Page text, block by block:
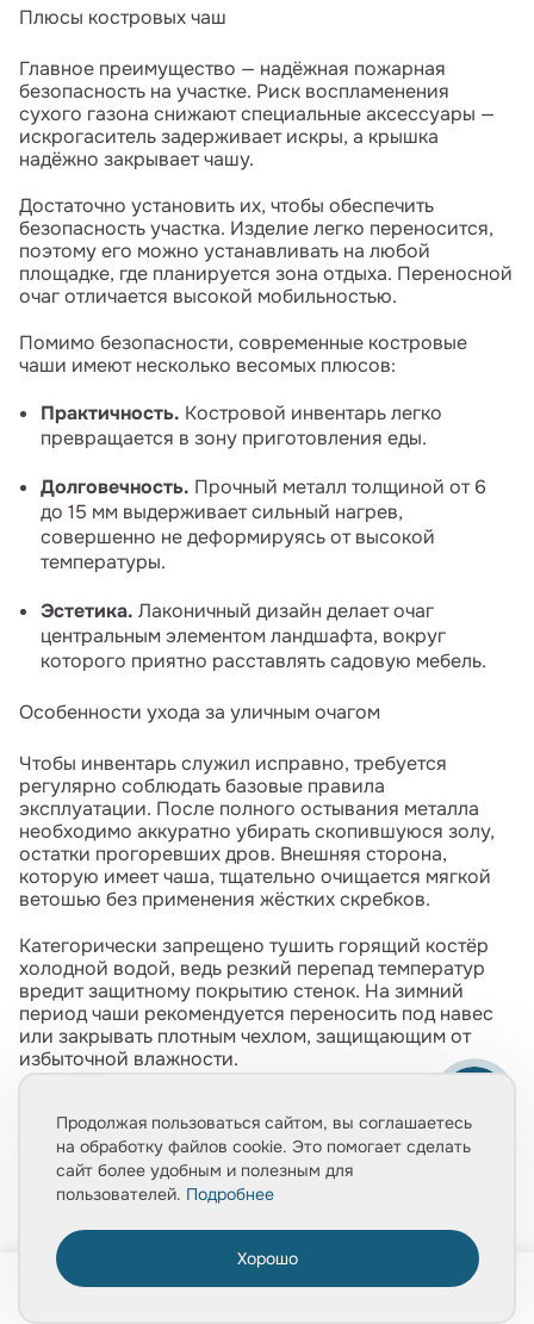
Плюсы костровых чаш
Главное преимущество — надёжная пожарная
безопасность на участке. Риск воспламенения
сухого газона снижают специальные аксессуары —
искрогаситель задерживает искры, а крышка
надёжно закрывает чашу.
Достаточно установить их, чтобы обеспечить
безопасность участка. Изделие легко переносится,
поэтому его можно устанавливать на любой
площадке, где планируется зона отдыха. Переносной
очаг отличается высокой мобильностью.
Помимо безопасности, современные костровые
чаши имеют несколько весомых плюсов:
Практичность. Костровой инвентарь легко
превращается в зону приготовления еды.
Долговечность. Прочный металл толщиной от 6
до 15 мм выдерживает сильный нагрев,
совершенно не деформируясь от высокой
температуры.
Эстетика. Лаконичный дизайн делает очаг
центральным элементом ландшафта, вокруг
которого приятно расставлять садовую мебель.
Особенности ухода за уличным очагом
Чтобы инвентарь служил исправно, требуется
регулярно соблюдать базовые правила
эксплуатации. После полного остывания металла
необходимо аккуратно убирать скопившуюся золу,
остатки прогоревших дров. Внешняя сторона,
которую имеет чаша, тщательно очищается мягкой
ветошью без применения жёстких скребков.
Категорически запрещено тушить горящий костёр
холодной водой, ведь резкий перепад температур
вредит защитному покрытию стенок. На зимний
период чаши рекомендуется переносить под навес
или закрывать плотным чехлом, защищающим от
избыточной влажности.
Костровые чаши и аксессуары к ним можно увидеть
в нашем шоу‑руме, а приобрести — в
интернет‑магазине «Мегаполис Про». В шоу‑руме вы
сможете лично оценить толщину стальных листов и
устойчивость ножек изделий. Жители Москвы могут
забрать заказ самовывозом или оформить доставку;
Продолжая пользоваться сайтом, вы соглашаетесь
на обработку файлов cookie. Это помогает сделать
сайт более удобным и полезным для
пользователей. Подробнее
Хорошо